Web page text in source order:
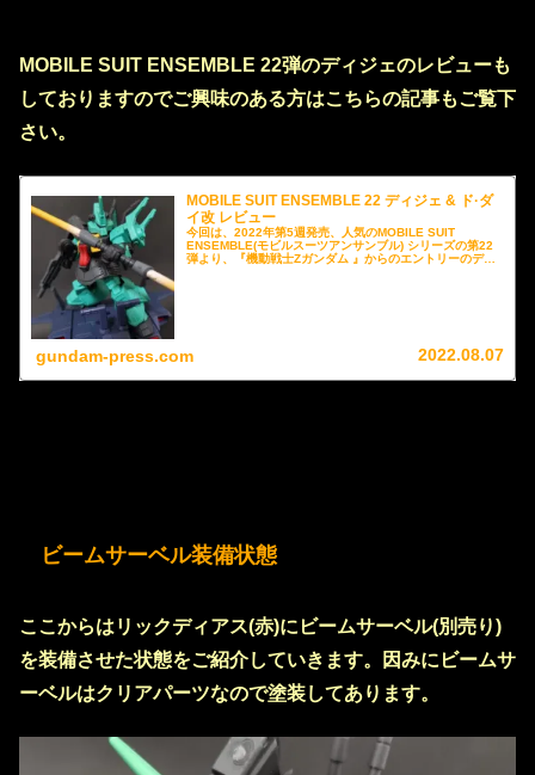
MOBILE SUIT ENSEMBLE 22弾のディジェのレビューも
しておりますのでご興味のある方はこちらの記事もご覧下
さい。
MOBILE SUIT ENSEMBLE 22 ディジェ & ド·ダ
イ改 レビュー
今回は、2022年第5週発売、人気のMOBILE SUIT
ENSEMBLE(モビルスーツアンサンブル) シリーズの第22
弾より、『機動戦士Zガンダム 』からのエントリーのディ
gundam-press.com 2022.08.07
ビームサーベル装備状態
ここからはリックディアス(赤)にビームサーベル(別売り)
を装備させた状態をご紹介していきます。因みにビームサ
ーベルはクリアパーツなので塗装してあります。